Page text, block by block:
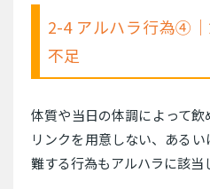
2-4 アルハラ行為④
不足
体質や当日の体調によって
リンクを用意しない、ある
難する行為もアルハラに該当